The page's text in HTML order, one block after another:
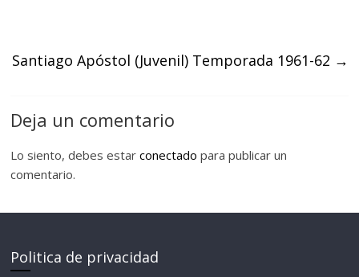
Santiago Apóstol (Juvenil) Temporada 1961-62 →
Deja un comentario
Lo siento, debes estarconectado para publicar un
comentario.
Politica de privacidad